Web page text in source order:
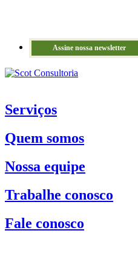
Assine nossa newsletter
Serviços
Quem somos
Nossa equipe
Trabalhe conosco
Fale conosco